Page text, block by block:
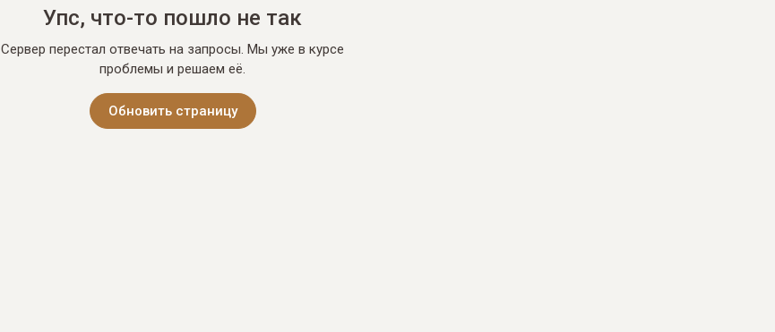
Упс, что-то пошло не так
Сервер перестал отвечать на запросы. Мы уже в курсе
проблемы и решаем её.
Обновить страницу